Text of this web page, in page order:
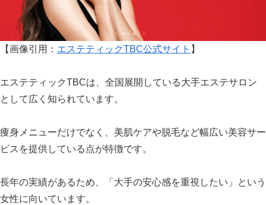
【画像引用： エステティックTBC公式サイト 】
エステティックTBCは、全国展開している大手エステサロン
として広く知られています。
痩身メニューだけでなく、美肌ケアや脱毛など幅広い美容サー
ビスを提供している点が特徴です。
長年の実績があるため、「大手の安心感を重視したい」という
女性に向いています。